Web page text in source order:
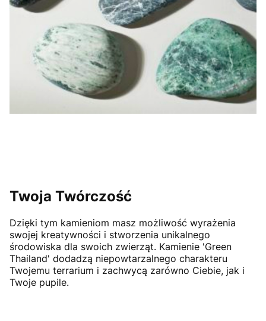
Twoja Twórczość
Dzięki tym kamieniom masz możliwość wyrażenia
swojej kreatywności i stworzenia unikalnego
środowiska dla swoich zwierząt. Kamienie 'Green
Thailand' dodadzą niepowtarzalnego charakteru
Twojemu terrarium i zachwycą zarówno Ciebie, jak i
Twoje pupile.